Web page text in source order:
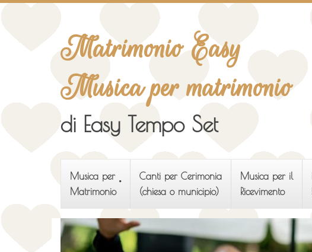
Matrimonio Easy
Musica per matrimonio
di Easy Tempo Set
Musica per
Matrimonio
Canti per Cerimonia
(chiesa o municipio)
Musica per il
Ricevimento